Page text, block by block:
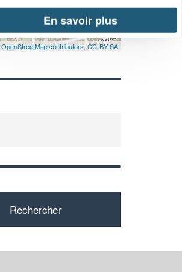
OpenStreetMap contributors, CC-BY-SA
En savoir plus